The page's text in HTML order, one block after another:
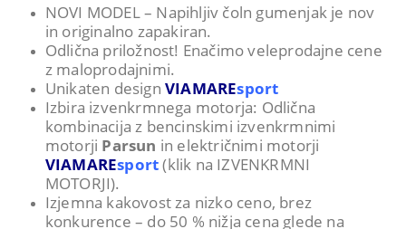
NOVI MODEL – Napihljiv čoln gumenjak je nov
in originalno zapakiran.
Odlična priložnost! Enačimo veleprodajne cene
z maloprodajnimi.
Unikaten design VIAMAREsport
Izbira izvenkrmnega motorja: Odlična
kombinacija z bencinskimi izvenkrmnimi
motorji Parsun in električnimi motorji
VIAMAREsport(klik na IZVENKRMNI
MOTORJI).
Izjemna kakovost za nizko ceno, brez
konkurence – do 50 % nižja cena glede na